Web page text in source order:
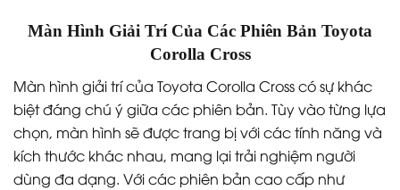
Màn Hình Giải Trí Của Các Phiên Bản Toyota
Corolla Cross
Màn hình giải trí của Toyota Corolla Cross có sự khác
biệt đáng chú ý giữa các phiên bản. Tùy vào từng lựa
chọn, màn hình sẽ được trang bị với các tính năng và
kích thước khác nhau, mang lại trải nghiệm người
dùng đa dạng. Với các phiên bản cao cấp như